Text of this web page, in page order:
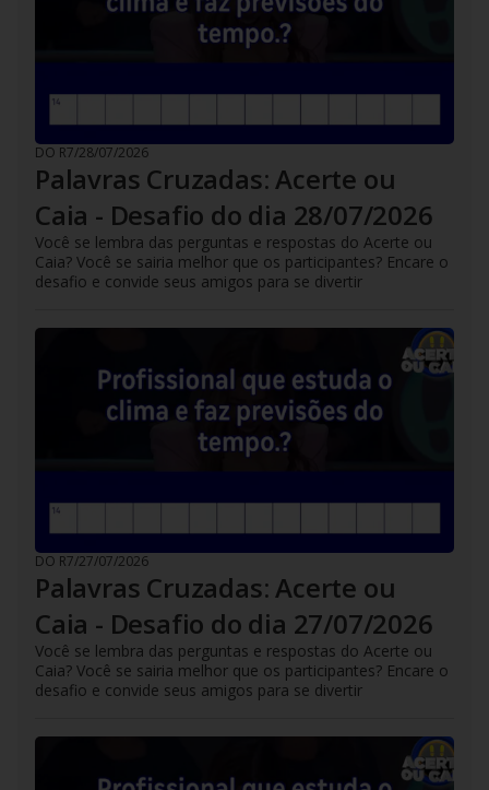
DO R7/28/07/2026
Palavras Cruzadas: Acerte ou
Caia - Desafio do dia 28/07/2026
Você se lembra das perguntas e respostas do Acerte ou
Caia? Você se sairia melhor que os participantes? Encare o
desafio e convide seus amigos para se divertir
DO R7/27/07/2026
Palavras Cruzadas: Acerte ou
Caia - Desafio do dia 27/07/2026
Você se lembra das perguntas e respostas do Acerte ou
Caia? Você se sairia melhor que os participantes? Encare o
desafio e convide seus amigos para se divertir